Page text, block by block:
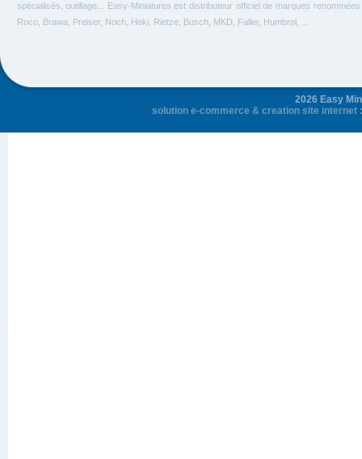
spécialisés, outillage... Easy-Miniatures est distributeur officiel de marques
Roco, Brawa, Preiser, Noch, Heki, Rietze, Busch, MKD, Faller, Humbrol, ...
2026 Easy
solution e-commerce & creation site internet